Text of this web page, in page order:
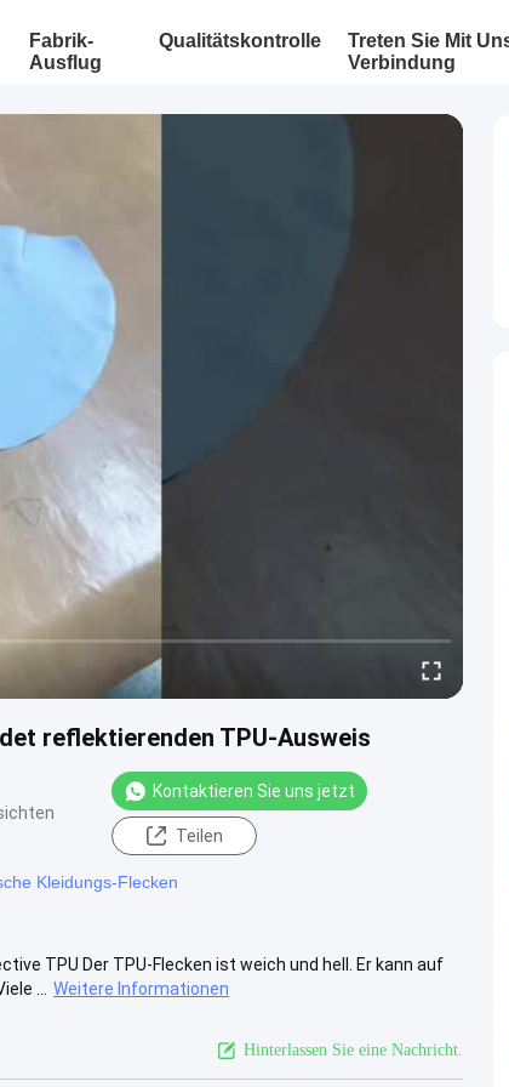
Fabrik-
Ausflug
Qualitätskontrolle
Treten Sie Mit
Verbindung
reflektierenden TPU-Ausweis
Kontaktieren Sie uns jetzt
Teilen
Kleidungs-Flecken
TPU Der TPU-Flecken ist weich und hell. Er kann auf
...
Weitere Informationen
Hinterlassen Sie eine Nachricht.